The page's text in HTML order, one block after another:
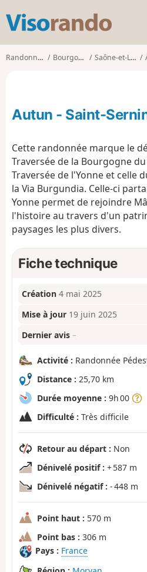
s
o
o
Randonnées Bourgogne Saône-et-Loire
Autun - Saint-
Cette randonnée marque le
Traversée de la Bourgogne
Traversée de l'Yonne et celle
la Via Burgundia. Celle-ci
Yonne permet de rejoindre
l'histoire au travers d'un
paysages les plus divers.
Fiche technique
Création 4 mai 2025
Mise à jour 19 juin 2025
Dernier avis –
Activité : Randonnée
Distance : 25,70 km
Durée moyenne : 9h 00
Difficulté : Très difficile
Retour au départ : Non
Dénivelé positif : + 587 m
Dénivelé négatif : - 448 m
Point haut : 570 m
Point bas : 306 m
Pays : France